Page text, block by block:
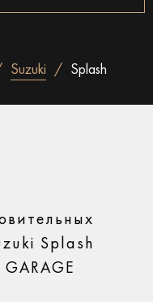
Suzuki Splash
Splash